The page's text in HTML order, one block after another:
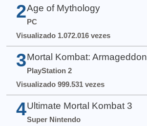
2 Age of Mythology
PC
Visualizado 1.072.016 vezes
3 Mortal Kombat: Armageddon
PlayStation 2
Visualizado 999.531 vezes
4 Ultimate Mortal Kombat 3
Super Nintendo